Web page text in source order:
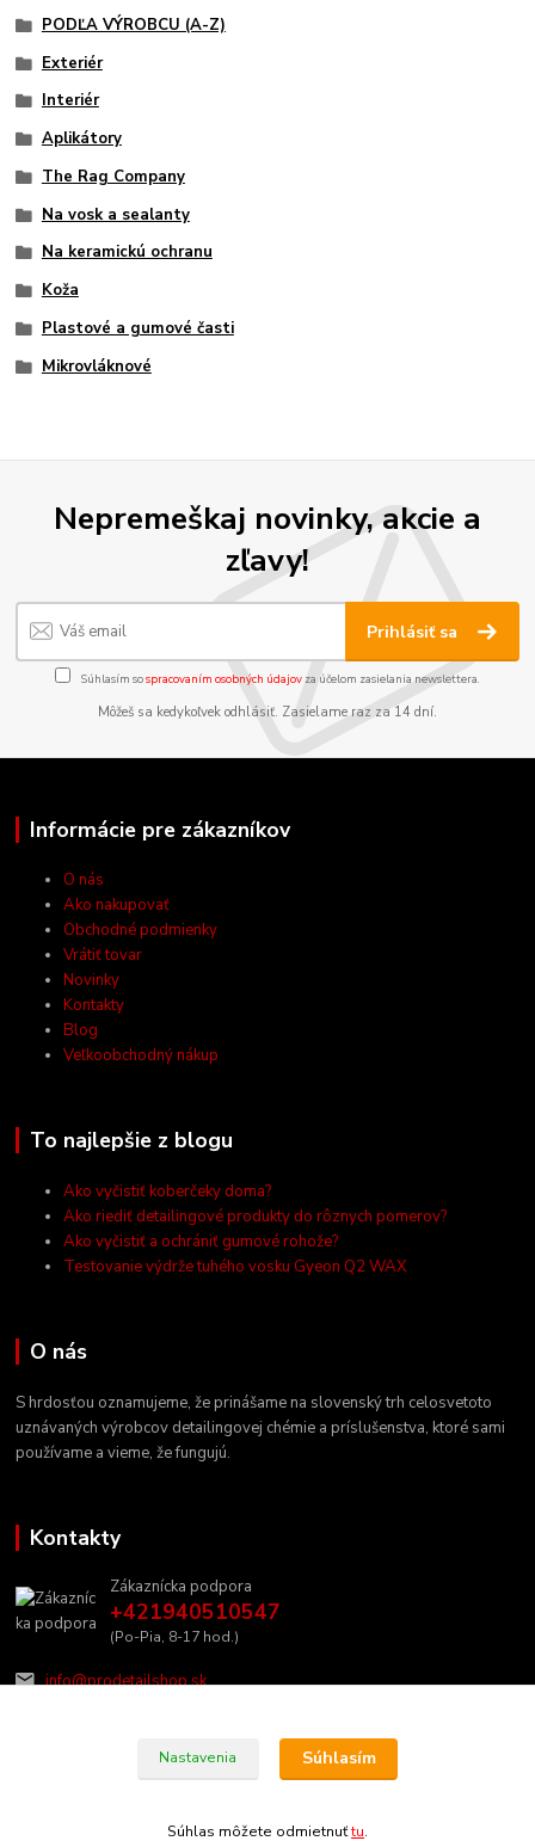
PODĽA VÝROBCU (A-Z)
Exteriér
Interiér
Aplikátory
The Rag Company
Na vosk a sealanty
Na keramickú ochranu
Koža
Plastové a gumové časti
Mikrovláknové
Nepremeškaj novinky, akcie a
zľavy!
Prihlásiť sa
Súhlasím sospracovaním osobných údajov za účelom zasielania newslettera.
Môžeš sa kedykoľvek odhlásiť. Zasielame raz za 14 dní.
Informácie pre zákazníkov
O nás
Ako nakupovať
Obchodné podmienky
Vrátiť tovar
Novinky
Kontakty
Blog
Veľkoobchodný nákup
To najlepšie z blogu
Ako vyčistiť koberčeky doma?
Ako riediť detailingové produkty do rôznych pomerov?
Ako vyčistiť a ochrániť gumové rohože?
Testovanie výdrže tuhého vosku Gyeon Q2 WAX
O nás
S hrdosťou oznamujeme, že prinášame na slovenský trh celosvetoto
uznávaných výrobcov detailingovej chémie a príslušenstva, ktoré sami
používame a vieme, že fungujú.
Kontakty
Zákaznícka podpora
+421940510547
(Po-Pia, 8-17 hod.)
info@prodetailshop.sk
Nastavenia Súhlasím
Súhlas môžete odmietnuťtu.